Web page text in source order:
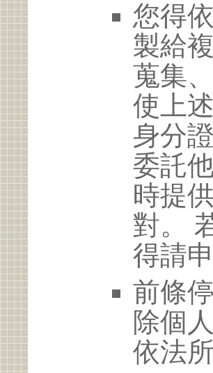
您得
製給
蒐集
使上
身分
委託
時提
對。
得請
前條
除個
依法